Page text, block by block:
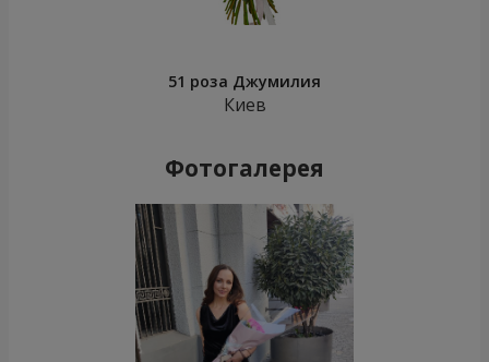
51 роза Джумилия
Киев
Фотогалерея